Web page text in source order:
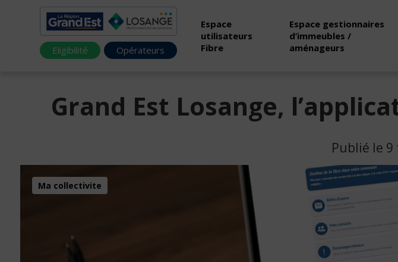
Eligibilité Opérateurs
Espace
utilisateurs
Fibre
Espace gestionnaires
d’immeubles /
aménageurs
Grand Est Losange,
Publié le 9
Ma collectivite